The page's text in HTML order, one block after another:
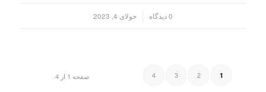
0 دیدگاه جولای 4, 2023
صفحه 1 از 4 1
2
3
4